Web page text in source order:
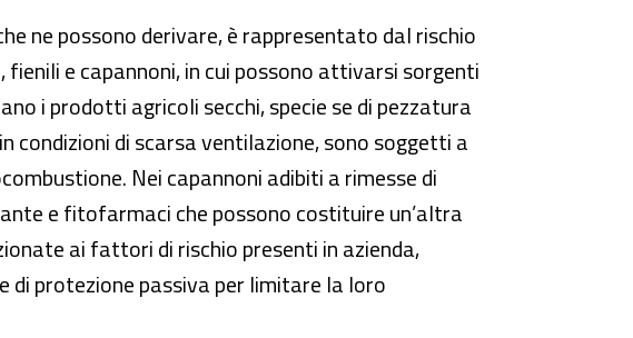
ne possono derivare, è rappresentato dal rischio
e capannoni, in cui possono attivarsi sorgenti
i prodotti agricoli secchi, specie se di pezzatura
condizioni di scarsa ventilazione, sono soggetti a
Nei capannoni adibiti a rimesse di
e fitofarmaci che possono costituire un’altra
ai fattori di rischio presenti in azienda,
di protezione passiva per limitare la loro